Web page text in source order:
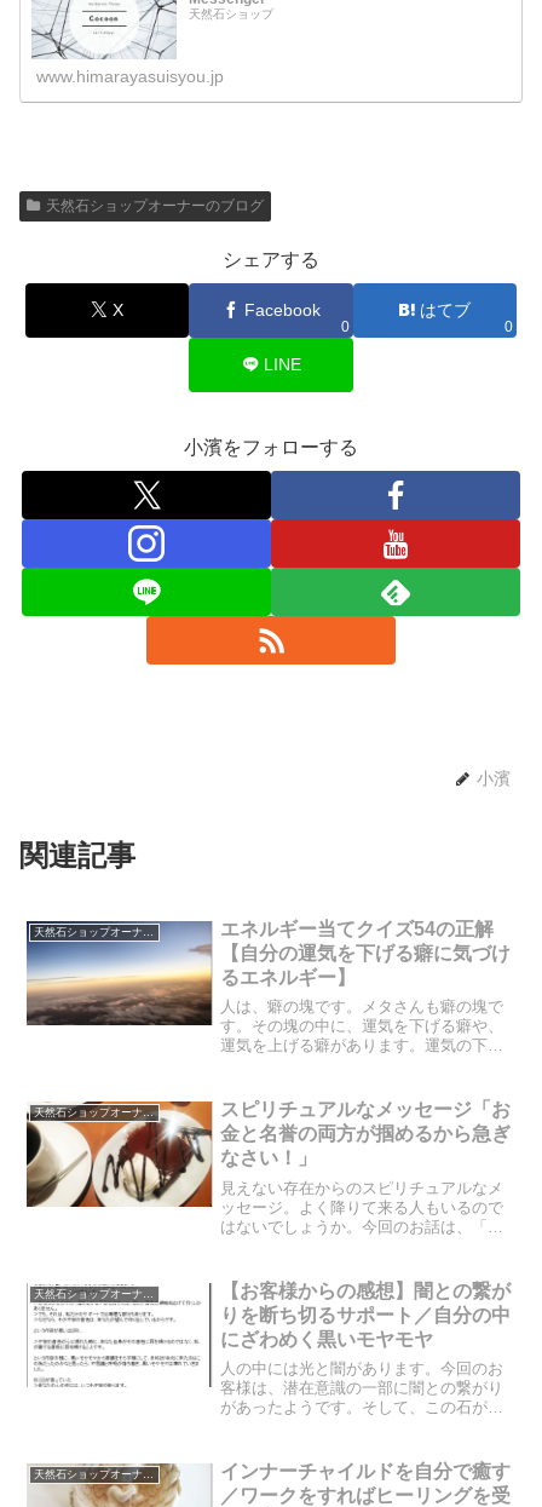
天然石ショップ
www.himarayasuisyou.jp
天然石ショップオーナーのブログ
シェアする
X Facebook
0
はてブ
0
LINE
小濱をフォローする
小濱
関連記事
天然石ショップオーナーのブログ
エネルギー当てクイズ54の正解
【自分の運気を下げる癖に気づけ
るエネルギー】
人は、癖の塊です。メタさんも癖の塊で
す。その塊の中に、運気を下げる癖や、
運気を上げる癖があります。運気の下が
は、そんな運気を下げる癖を直すための
エネルギーを流してみま...
天然石ショップオーナーのブログ
スピリチュアルなメッセージ「お
金と名誉の両方が掴めるから急ぎ
なさい！」
見えない存在からのスピリチュアルなメ
ッセージ。よく降りて来る人もいるので
はないでしょうか。今回のお話は、「お
てきた人のお話をしてみたいと思いま
す。スピリチュアルなメッセ...
【お客様からの感想】闇との繋が
りを断ち切るサポート／自分の中
にざわめく黒いモヤモヤ
人の中には光と闇があります。今回のお
客様は、潜在意識の一部に闇との繋がり
があったようです。そして、この石がサ
「バレた！」という気持ちが湧き上がっ
てきたということです。そ...
天然石ショップオーナーのブログ
インナーチャイルドを自分で癒す
／ワークをすればヒーリングを受